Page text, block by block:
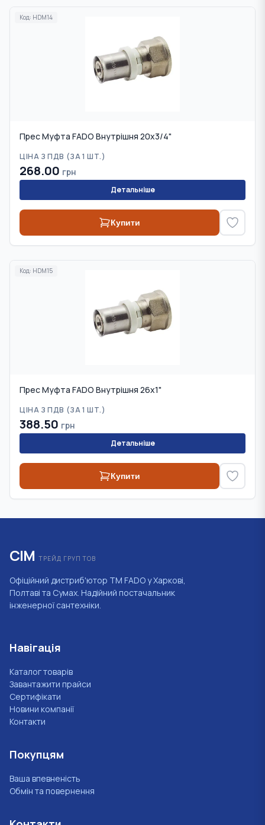
Код: HDM14
Прес Муфта FADO Внутрішня 20х3/4"
ЦІНА З ПДВ (ЗА 1 ШТ.)
268.00 грн
Детальніше
Купити
Код: HDM15
Прес Муфта FADO Внутрішня 26х1"
ЦІНА З ПДВ (ЗА 1 ШТ.)
388.50 грн
Детальніше
Купити
СІМ ТРЕЙД ГРУП ТОВ
Офіційний дистриб'ютор ТМ FADO у Харкові,
Полтаві та Сумах. Надійний постачальник
інженерної сантехніки.
Навігація
Каталог товарів
Завантажити прайси
Сертифікати
Новини компанії
Контакти
Покупцям
Ваша впевненість
Обмін та повернення